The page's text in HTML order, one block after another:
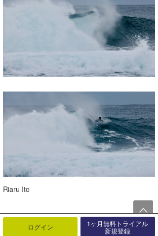
Riaru Ito
ログイン 1ヶ月無料トライアル
新規登録